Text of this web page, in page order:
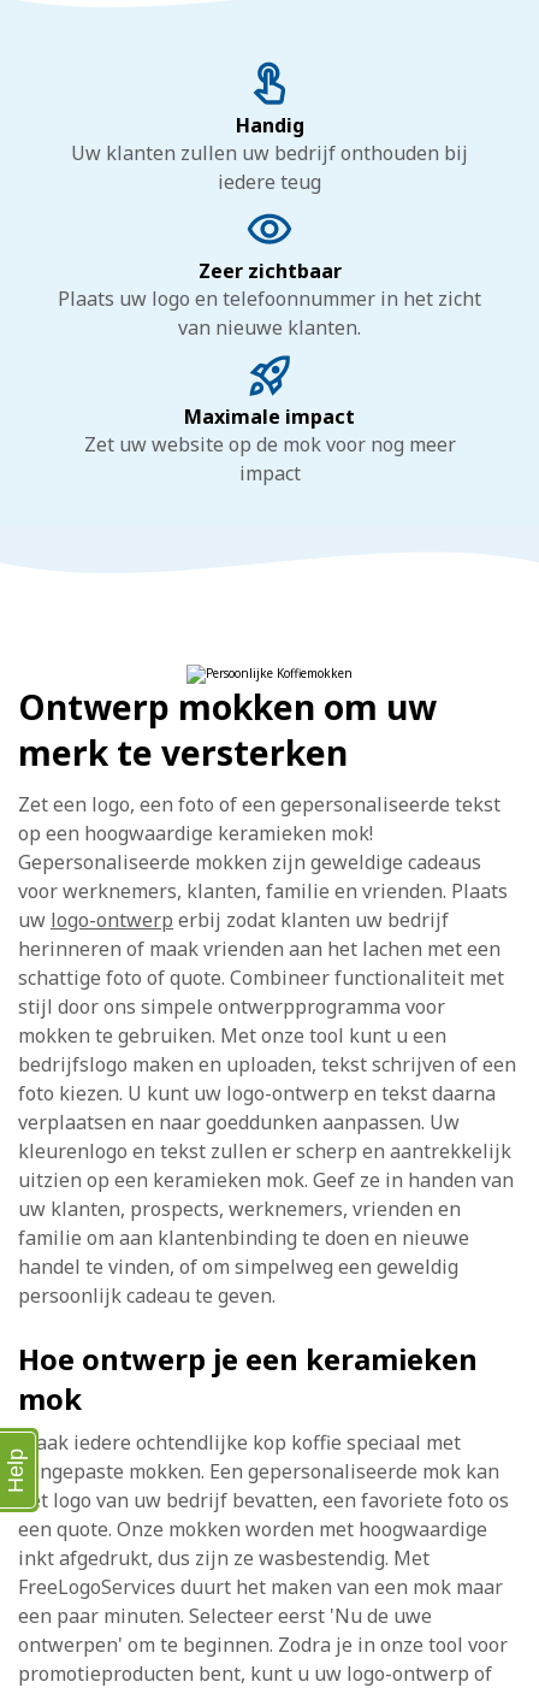
Handig
Uw klanten zullen uw bedrijf onthouden bij
iedere teug
Zeer zichtbaar
Plaats uw logo en telefoonnummer in het zicht
van nieuwe klanten.
Maximale impact
Zet uw website op de mok voor nog meer
impact
Ontwerp mokken om uw
merk te versterken
Zet een logo, een foto of een gepersonaliseerde tekst
op een hoogwaardige keramieken mok!
Gepersonaliseerde mokken zijn geweldige cadeaus
voor werknemers, klanten, familie en vrienden. Plaats
uw logo-ontwerp erbij zodat klanten uw bedrijf
herinneren of maak vrienden aan het lachen met een
schattige foto of quote. Combineer functionaliteit met
stijl door ons simpele ontwerpprogramma voor
mokken te gebruiken. Met onze tool kunt u een
bedrijfslogo maken en uploaden, tekst schrijven of een
foto kiezen. U kunt uw logo-ontwerp en tekst daarna
verplaatsen en naar goeddunken aanpassen. Uw
kleurenlogo en tekst zullen er scherp en aantrekkelijk
uitzien op een keramieken mok. Geef ze in handen van
uw klanten, prospects, werknemers, vrienden en
familie om aan klantenbinding te doen en nieuwe
handel te vinden, of om simpelweg een geweldig
persoonlijk cadeau te geven.
Hoe ontwerp je een keramieken
mok
Maak iedere ochtendlijke kop koffie speciaal met
aangepaste mokken. Een gepersonaliseerde mok kan
het logo van uw bedrijf bevatten, een favoriete foto os
een quote. Onze mokken worden met hoogwaardige
inkt afgedrukt, dus zijn ze wasbestendig. Met
FreeLogoServices duurt het maken van een mok maar
een paar minuten. Selecteer eerst 'Nu de uwe
ontwerpen' om te beginnen. Zodra je in onze tool voor
promotieproducten bent, kunt u uw logo-ontwerp of
Help